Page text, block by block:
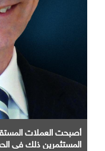
أصبحت العملات
المستثمرين ذلك في